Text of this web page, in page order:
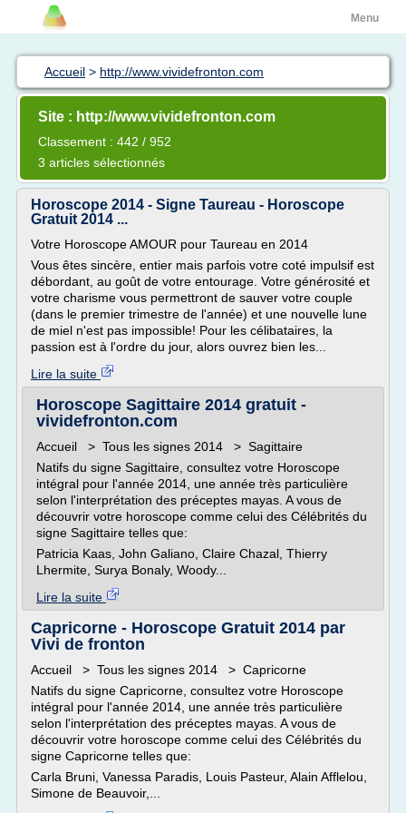
Menu
Accueil > http://www.vividefronton.com
Site : http://www.vividefronton.com
Classement : 442 / 952
3 articles sélectionnés
Horoscope 2014 - Signe Taureau - Horoscope
Gratuit 2014 ...
Votre Horoscope AMOUR pour Taureau en 2014
Vous êtes sincère, entier mais parfois votre coté impulsif est
débordant, au goût de votre entourage. Votre générosité et
votre charisme vous permettront de sauver votre couple
(dans le premier trimestre de l'année) et une nouvelle lune
de miel n'est pas impossible! Pour les célibataires, la
passion est à l'ordre du jour, alors ouvrez bien les...
Lire la suite
Horoscope Sagittaire 2014 gratuit -
vividefronton.com
Accueil > Tous les signes 2014 > Sagittaire
Natifs du signe Sagittaire, consultez votre Horoscope
intégral pour l'année 2014, une année très particulière
selon l'interprétation des préceptes mayas. A vous de
découvrir votre horoscope comme celui des Célébrités du
signe Sagittaire telles que:
Patricia Kaas, John Galiano, Claire Chazal, Thierry
Lhermite, Surya Bonaly, Woody...
Lire la suite
Capricorne - Horoscope Gratuit 2014 par
Vivi de fronton
Accueil > Tous les signes 2014 > Capricorne
Natifs du signe Capricorne, consultez votre Horoscope
intégral pour l'année 2014, une année très particulière
selon l'interprétation des préceptes mayas. A vous de
découvrir votre horoscope comme celui des Célébrités du
signe Capricorne telles que:
Carla Bruni, Vanessa Paradis, Louis Pasteur, Alain Afflelou,
Simone de Beauvoir,...